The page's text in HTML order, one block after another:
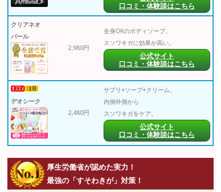
口コミ・体験談はこちら
クリアネオ
パール
2,980円
全身OKのボディソープ。
スソワキガに効果が高い。
公式サイト
口コミ・体験談はこちら
デオシーク
2,480円
サプリ+ソープ+クリーム。
内側外側から
スソワキガをケア。
公式サイト
口コミ・体験談はこちら
厚生労働省が認めた実力！
最強の「すそわきが」対策！